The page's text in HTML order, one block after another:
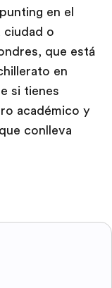
en el
ciudad o
que está
en
si tienes
académico y
conlleva